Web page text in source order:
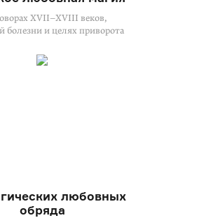
XVII–XVIII веков,
болезни и целях приворота
любовных
обряда